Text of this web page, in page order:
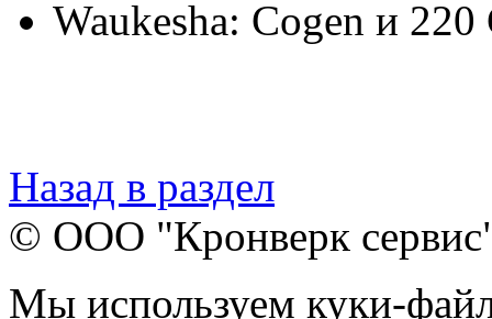
Waukesha: Cogen и 220
Назад в раздел
© ООО "Кронверк
Мы используем куки-